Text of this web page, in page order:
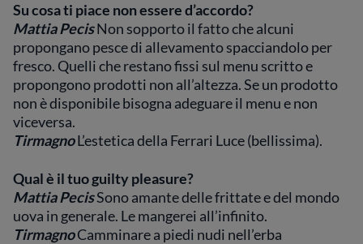
Su cosa ti piace non essere d’accordo?
Mattia PecisNon sopporto il fatto che alcuni
propongano pesce di allevamento spacciandolo per
fresco. Quelli che restano fissi sul menu scritto e
propongono prodotti non all’altezza. Se un prodotto
non è disponibile bisogna adeguare il menu e non
viceversa.
Tirmagno⁠L’estetica della Ferrari Luce (bellissima).
Qual è il tuo guilty pleasure?
Mattia PecisSono amante delle frittate e del mondo
uova in generale. Le mangerei all’infinito.
Tirmagno⁠Camminare a piedi nudi nell’erba